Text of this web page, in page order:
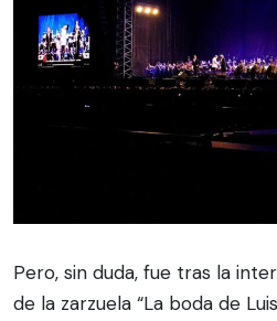
Pero, sin duda, fue tras la
de la zarzuela “La boda de